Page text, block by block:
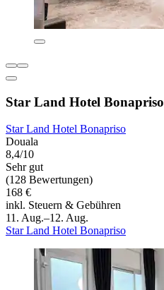
Star Land Hotel Bonapriso
Star Land Hotel Bonapriso
Douala
8,4/10
Sehr gut
(128 Bewertungen)
168 €
inkl. Steuern & Gebühren
11. Aug.–12. Aug.
Star Land Hotel Bonapriso